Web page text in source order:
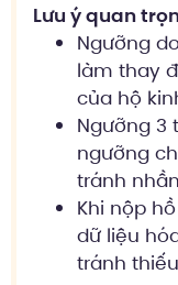
Lưu ý quan
Ngưỡng
làm thay
của hộ
Ngưỡng 3
ngưỡng
tránh
Khi nộp
dữ liệu
tránh